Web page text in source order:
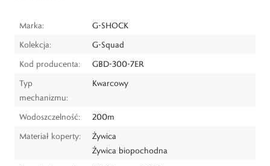
Marka:
G-SHOCK
Kolekcja:
G-Squad
Kod producenta:
GBD-300-7ER
Typ
mechanizmu:
Kwarcowy
Wodoszczelność:
200m
Materiał koperty:
Żywica
Żywica biopochodna